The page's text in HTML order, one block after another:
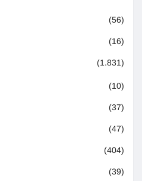
(56)
(16)
(1.831)
(10)
(37)
(47)
(404)
(39)